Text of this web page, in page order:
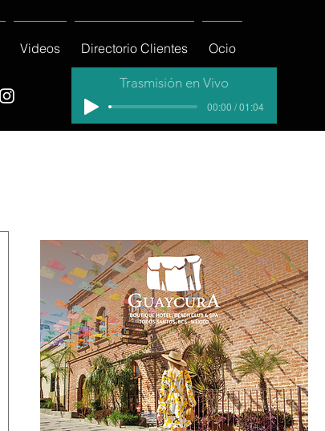
Videos Directorio Clientes Ocio
Trasmisión en Vivo
00:00 / 01:04